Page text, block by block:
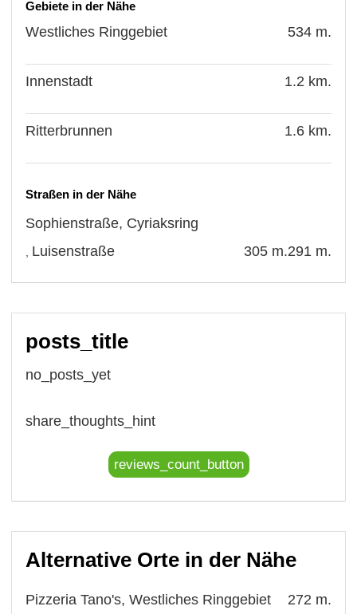
Gebiete in der Nähe
Westliches Ringgebiet 534 m.
Innenstadt 1.2 km.
Ritterbrunnen 1.6 km.
Straßen in der Nähe
Sophienstraße, Cyriaksring
291 m.
Luisenstraße 305 m.
posts_title
no_posts_yet
share_thoughts_hint
reviews_count_button
Alternative Orte in der Nähe
Pizzeria Tano's, Westliches Ringgebiet 272 m.